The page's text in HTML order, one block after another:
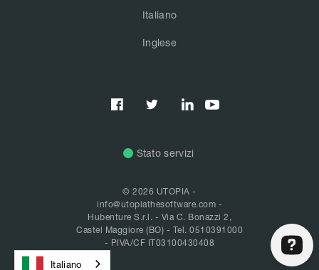
Italiano
Inglese
  
Stato servizi
© 2026 UTOPIA -
info@utopiathesoftware.com -
Hubenture S.r.l. - Via C. Bonazzi 2,
Castel Maggiore (BO) - Tel. 0510391000
- PIVA/CF IT03100430408
Italiano